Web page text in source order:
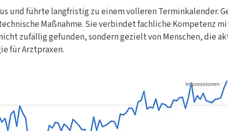
und führte langfristig zu einem volleren Terminkalender.
Maßnahme. Sie verbindet fachliche Kompetenz
zufällig gefunden, sondern gezielt von Menschen, die
für Arztpraxen.